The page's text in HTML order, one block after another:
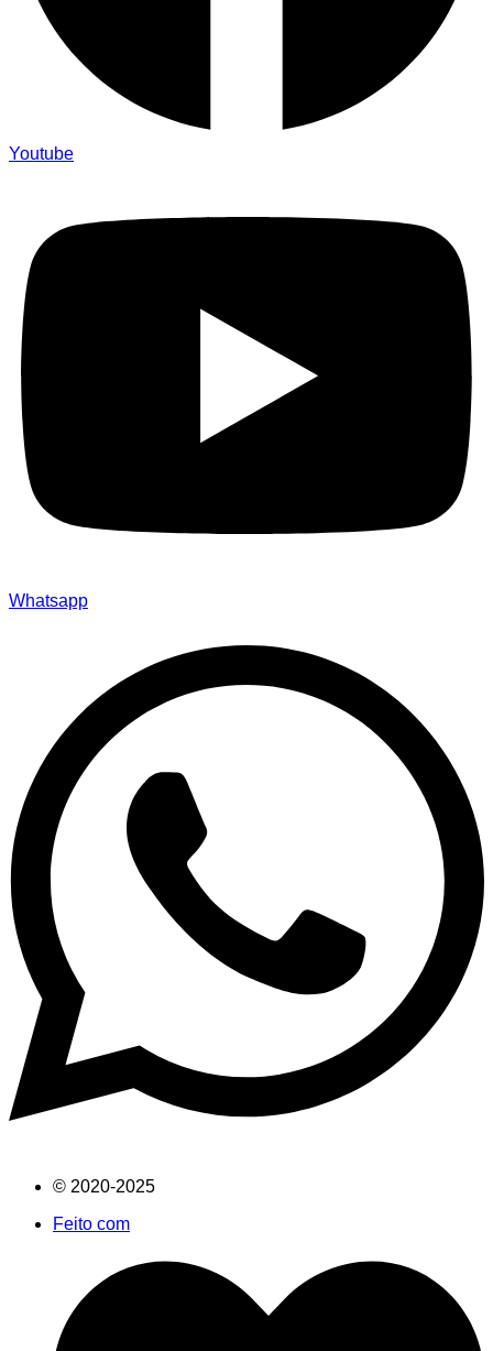
Youtube
Whatsapp
© 2020-2025
Feito com